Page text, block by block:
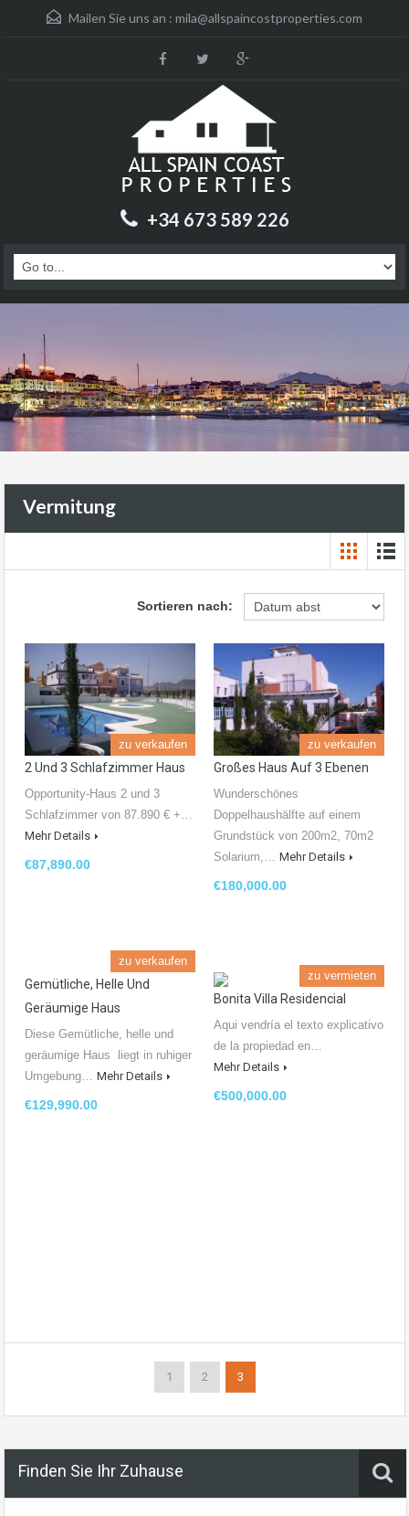
Mailen Sie uns an : mila@allspaincostproperties.com
+34 673 589 226
Vermitung
Sortieren nach:
zu verkaufen
2 Und 3 Schlafzimmer Haus
Opportunity-Haus 2 und 3
Schlafzimmer von 87.890 € +…
Mehr Details
€87,890.00
zu verkaufen
Großes Haus Auf 3 Ebenen
Wunderschönes
Doppelhaushälfte auf einem
Grundstück von 200m2, 70m2
Solarium,… Mehr Details
€180,000.00
zu verkaufen
Gemütliche, Helle Und
Geräumige Haus
Diese Gemütliche, helle und
geräumige Haus liegt in ruhiger
Umgebung… Mehr Details
€129,990.00
zu vermieten
Bonita Villa Residencial
Aqui vendría el texto explicativo
de la propiedad en…
Mehr Details
€500,000.00
1 2 3
Finden Sie Ihr Zuhause